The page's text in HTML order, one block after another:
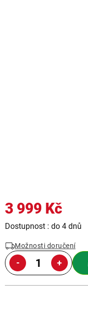
3 999 Kč
Měrná
Dostupnost : do 4 dnů
Možnosti doručení